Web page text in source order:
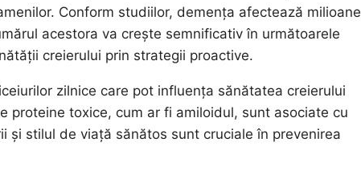
Conform studiilor, demența afectează milioane
acestora va crește semnificativ în următoarele
creierului prin strategii proactive.
zilnice care pot influența sănătatea creierului
proteine toxice, cum ar fi amiloidul, sunt asociate cu
și stilul de viață sănătos sunt cruciale în prevenirea